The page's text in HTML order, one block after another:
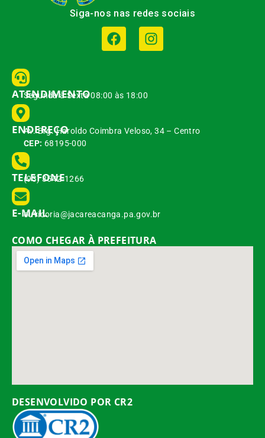
Siga-nos nas redes sociais
ATENDIMENTO
Segunda à Sexta 08:00 às 18:00
ENDEREÇO
Av. Brg. Haroldo Coimbra Veloso, 34 – Centro
CEP: 68195-000
TELEFONE
(93) 3542-1266
E-MAIL
ouvidoria@jacareacanga.pa.gov.br
COMO CHEGAR À PREFEITURA
DESENVOLVIDO POR CR2